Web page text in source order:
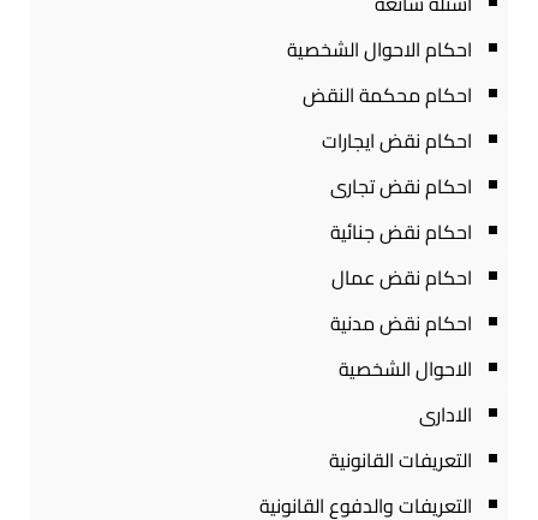
احكام الاحوال الشخصية
احكام محكمة النقض
احكام نقض ايجارات
احكام نقض تجارى
احكام نقض جنائية
احكام نقض عمال
احكام نقض مدنية
الاحوال الشخصية
الادارى
التعريفات القانونية
التعريفات والدفوع القانونية